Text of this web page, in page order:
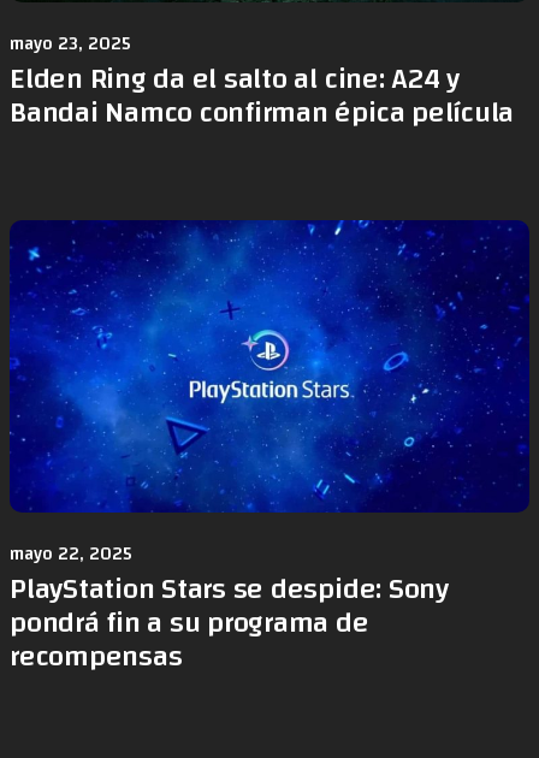
mayo 23, 2025
Elden Ring da el salto al cine: A24 y
Bandai Namco confirman épica película
mayo 22, 2025
PlayStation Stars se despide: Sony
pondrá fin a su programa de
recompensas